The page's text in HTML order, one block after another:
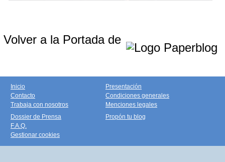
Volver a la Portada de
Inicio
Contacto
Trabaja con nosotros
Presentación
Condiciones generales
Menciones legales
Dossier de Prensa
F.A.Q.
Gestionar cookies
Propón tu blog